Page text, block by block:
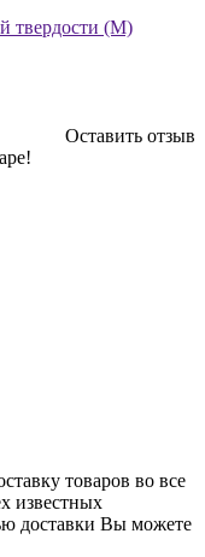
твердости (М)
Оставить отзыв
товаров во все
известных
доставки Вы можете